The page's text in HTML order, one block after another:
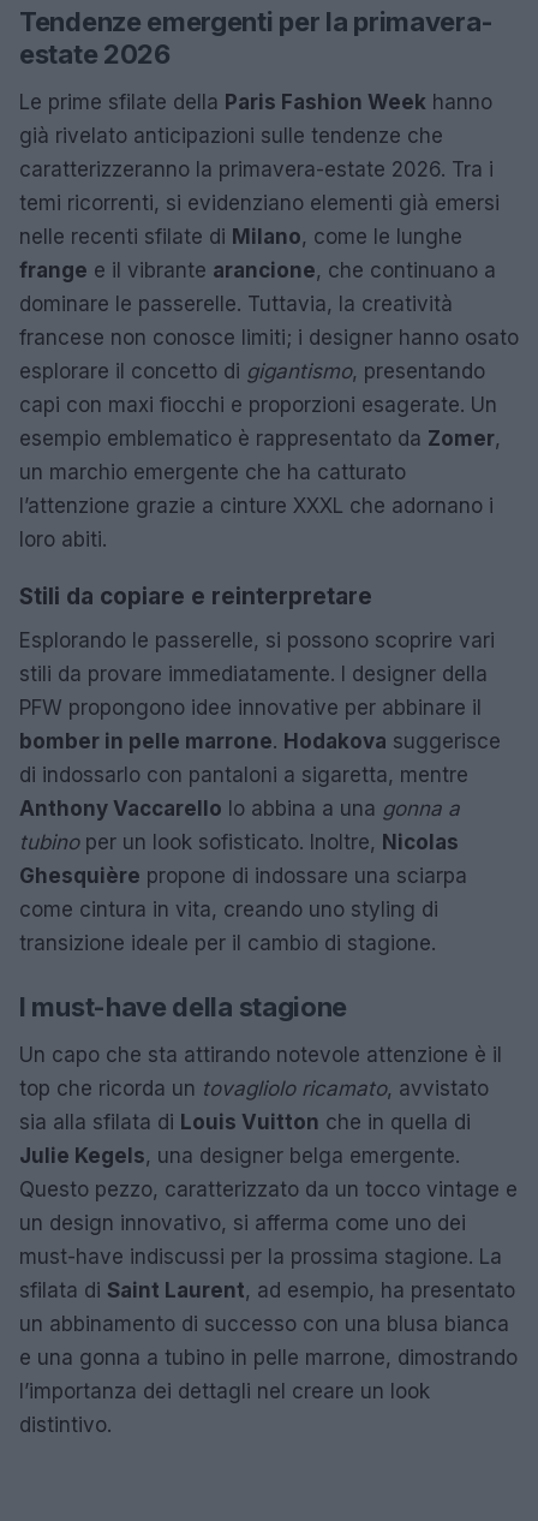
Tendenze emergenti per la primavera-
estate 2026
Le prime sfilate della Paris Fashion Week hanno
già rivelato anticipazioni sulle tendenze che
caratterizzeranno la primavera-estate 2026. Tra i
temi ricorrenti, si evidenziano elementi già emersi
nelle recenti sfilate di Milano, come le lunghe
frange e il vibrante arancione, che continuano a
dominare le passerelle. Tuttavia, la creatività
francese non conosce limiti; i designer hanno osato
esplorare il concetto di gigantismo, presentando
capi con maxi fiocchi e proporzioni esagerate. Un
esempio emblematico è rappresentato da Zomer,
un marchio emergente che ha catturato
l’attenzione grazie a cinture XXXL che adornano i
loro abiti.
Stili da copiare e reinterpretare
Esplorando le passerelle, si possono scoprire vari
stili da provare immediatamente. I designer della
PFW propongono idee innovative per abbinare il
bomber in pelle marrone. Hodakova suggerisce
di indossarlo con pantaloni a sigaretta, mentre
Anthony Vaccarello lo abbina a una gonna a
tubinoper un look sofisticato. Inoltre, Nicolas
Ghesquière propone di indossare una sciarpa
come cintura in vita, creando uno styling di
transizione ideale per il cambio di stagione.
I must-have della stagione
Un capo che sta attirando notevole attenzione è il
top che ricorda un tovagliolo ricamato, avvistato
sia alla sfilata di Louis Vuitton che in quella di
Julie Kegels, una designer belga emergente.
Questo pezzo, caratterizzato da un tocco vintage e
un design innovativo, si afferma come uno dei
must-have indiscussi per la prossima stagione. La
sfilata di Saint Laurent, ad esempio, ha presentato
un abbinamento di successo con una blusa bianca
e una gonna a tubino in pelle marrone, dimostrando
l’importanza dei dettagli nel creare un look
distintivo.